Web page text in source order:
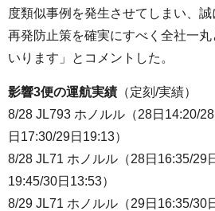
度類似事例を発生させてしまい、誠
再発防止策を確実にすべく全社一丸
いります」とコメントした。
影響3便の運航実績 （定刻/実績）
8/28 JL793 ホノルル（28日14:20/
日17:30/29日19:13）
8/28 JL71 ホノルル（28日16:35/29
19:45/30日13:53）
8/29 JL71 ホノルル（29日16:35/30